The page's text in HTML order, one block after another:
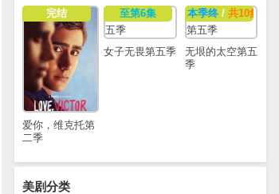
完结
爱你，维克托第
二季
至第6集
女子无畏第五季
本季终/ 共10集
无垠的太空第五
季
美剧分类